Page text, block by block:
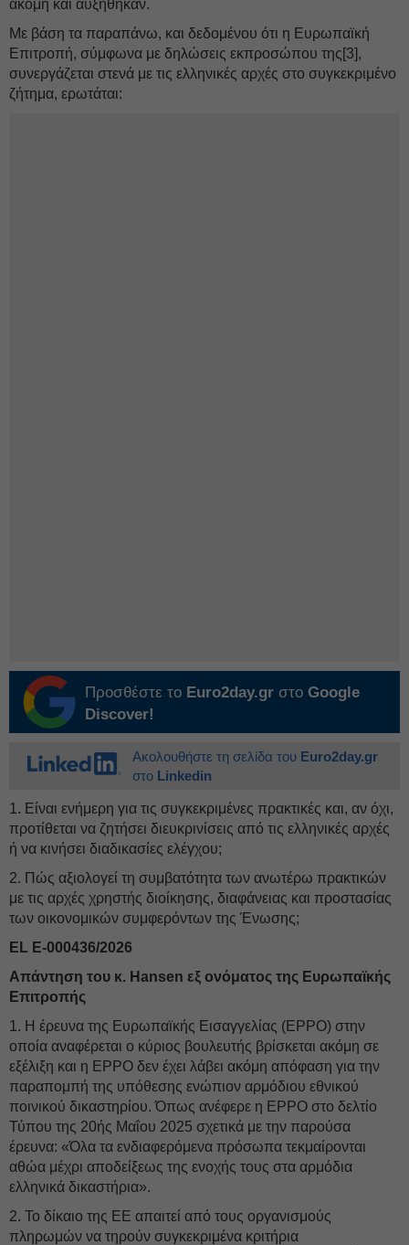
ακόμη και αυξήθηκαν.
Με βάση τα παραπάνω, και δεδομένου ότι η Ευρωπαϊκή
Επιτροπή, σύμφωνα με δηλώσεις εκπροσώπου της[3],
συνεργάζεται στενά με τις ελληνικές αρχές στο συγκεκριμένο
ζήτημα, ερωτάται:
Προσθέστε το Euro2day.gr στο Google
Discover!
Ακολουθήστε τη σελίδα του Euro2day.gr
στο Linkedin
1. Είναι ενήμερη για τις συγκεκριμένες πρακτικές και, αν όχι,
προτίθεται να ζητήσει διευκρινίσεις από τις ελληνικές αρχές
ή να κινήσει διαδικασίες ελέγχου;
2. Πώς αξιολογεί τη συμβατότητα των ανωτέρω πρακτικών
με τις αρχές χρηστής διοίκησης, διαφάνειας και προστασίας
των οικονομικών συμφερόντων της Ένωσης;
EL E-000436/2026
Απάντηση του κ. Hansen εξ ονόματος της Ευρωπαϊκής
Επιτροπής
1. Η έρευνα της Ευρωπαϊκής Εισαγγελίας (EPPO) στην
οποία αναφέρεται ο κύριος βουλευτής βρίσκεται ακόμη σε
εξέλιξη και η EPPO δεν έχει λάβει ακόμη απόφαση για την
παραπομπή της υπόθεσης ενώπιον αρμόδιου εθνικού
ποινικού δικαστηρίου. Όπως ανέφερε η EPPO στο δελτίο
Τύπου της 20ής Μαΐου 2025 σχετικά με την παρούσα
έρευνα: «Όλα τα ενδιαφερόμενα πρόσωπα τεκμαίρονται
αθώα μέχρι αποδείξεως της ενοχής τους στα αρμόδια
ελληνικά δικαστήρια».
2. Το δίκαιο της ΕΕ απαιτεί από τους οργανισμούς
πληρωμών να τηρούν συγκεκριμένα κριτήρια